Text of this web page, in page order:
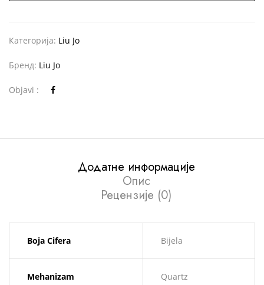
Категорија: Liu Jo
Бренд: Liu Jo
Objavi :
Додатне информације
Опис
Рецензије (0)
Boja Cifera Bijela
Mehanizam Quartz